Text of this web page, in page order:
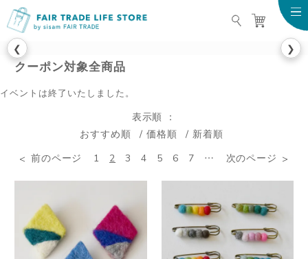
FAIR TRADE LIFE
❮ ❯
クーポン対象全商品
イベントは終了いたしました。
表示順
おすすめ順
価格順
新着順
前のページ
1 2 3 4 5 6 7 … 次のページ